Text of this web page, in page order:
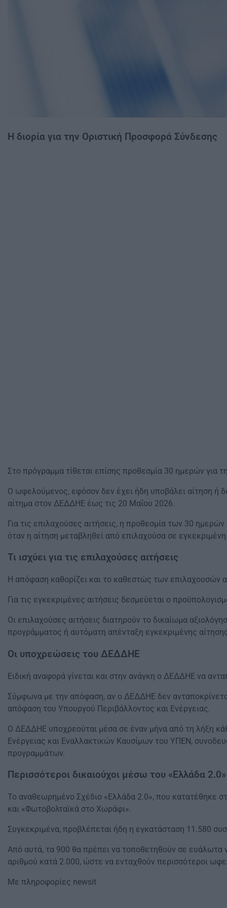
Η διορία για την Οριστική Προσφορά Σύνδεσης
Στο πρόγραμμα τίθεται επίσης προθεσμία 30 ημερών
Ο ωφελούμενος, εφόσον δεν έχει ήδη υποβάλει αίτηση ή
αίτημα στον ΔΕΔΔΗΕ έως τις 20 Μαΐου 2026.
Για τις επιλαχούσες αιτήσεις, η προθεσμία των 30
όταν η αίτηση μεταβληθεί από επιλαχούσα σε
Τι ισχύει για τις επιλαχούσες αιτήσεις
Η απόφαση καθορίζει και το καθεστώς των επιλαχουσών
Για τις εγκεκριμένες αιτήσεις δεσμεύεται ο
Οι επιλαχούσες αιτήσεις διατηρούν το δικαίωμα
προγράμματος ή αυτόματη απένταξη εγκεκριμένης
Οι υποχρεώσεις του ΔΕΔΔΗΕ
Ειδική αναφορά γίνεται και στην ανάγκη ο ΔΕΔΔΗΕ να
Σύμφωνα με την απόφαση, αν ο ΔΕΔΔΗΕ δεν
απόφαση του Υπουργού Περιβάλλοντος και Ενέργειας.
Ο ΔΕΔΔΗΕ υποχρεούται μέσα σε έναν μήνα από τη λήξη
Ενέργειας και Εναλλακτικών Καυσίμων του ΥΠΕΝ,
προγραμμάτων.
Περισσότεροι δικαιούχοι μέσω του «Ελλάδα 2.0»
Το αναθεωρημένο Σχέδιο «Ελλάδα 2.0», που κατατέθηκε
και «Φωτοβολταϊκά στο Χωράφι».
Συγκεκριμένα, προβλέπεται ήδη η εγκατάσταση 11.580
Από αυτά, τα 900 θα πρέπει να τοποθετηθούν σε
αριθμού κατά 2.000, ώστε να ενταχθούν περισσότεροι
Mε πληροφορίες newsit